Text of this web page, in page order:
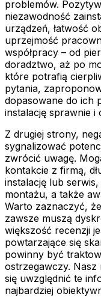
problemów.
niezawodność
urządzeń, łatwość
uprzejmość
współpracy – od
doradztwo, aż po
które potrafią
pytania,
dopasowane do ich
instalację sprawnie i
Z drugiej strony,
sygnalizować
zwrócić uwagę.
kontakcie z firmą,
instalację lub
montażu, a także
Warto zaznaczyć,
zawsze muszą
większość recenzji
powtarzające się
powinny być
ostrzegawczy.
się uwzględnić te
najbardziej